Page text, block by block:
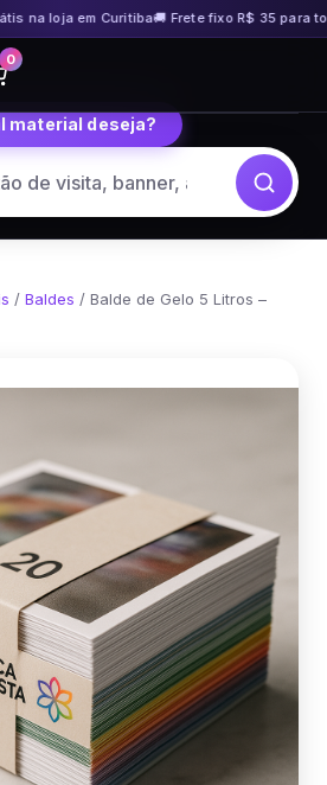
na loja em Curitiba🚚 Frete fixo R$ 35 para
0
material deseja?
/ Baldes / Balde de Gelo 5 Litros –